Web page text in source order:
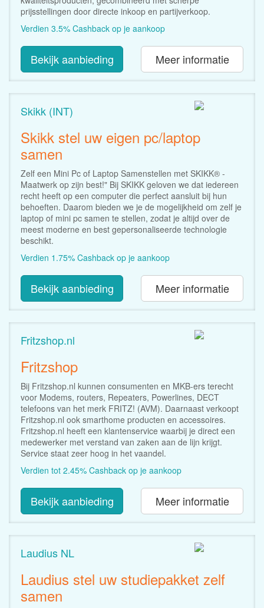
prijsstellingen door directe inkoop en partijverkoop.
Verdien 3.5% Cashback op je aankoop
Bekijk aanbieding Meer informatie
Skikk (INT)
Skikk stel uw eigen pc/laptop
samen
Zelf een Mini Pc of Laptop Samenstellen met SKIKK® -
Maatwerk op zijn best!" Bij SKIKK geloven we dat iedereen
recht heeft op een computer die perfect aansluit bij hun
behoeften. Daarom bieden we je de mogelijkheid om zelf je
laptop of mini pc samen te stellen, zodat je altijd over de
meest moderne en best gepersonaliseerde technologie
beschikt.
Verdien 1.75% Cashback op je aankoop
Bekijk aanbieding Meer informatie
Fritzshop.nl
Fritzshop
Bij Fritzshop.nl kunnen consumenten en MKB-ers terecht
voor Modems, routers, Repeaters, Powerlines, DECT
telefoons van het merk FRITZ! (AVM). Daarnaast verkoopt
Fritzshop.nl ook smarthome producten en accessoires.
Fritzshop.nl heeft een klantenservice waarbij je direct een
medewerker met verstand van zaken aan de lijn krijgt.
Service staat zeer hoog in het vaandel.
Verdien tot 2.45% Cashback op je aankoop
Bekijk aanbieding Meer informatie
Laudius NL
Laudius stel uw studiepakket zelf
samen